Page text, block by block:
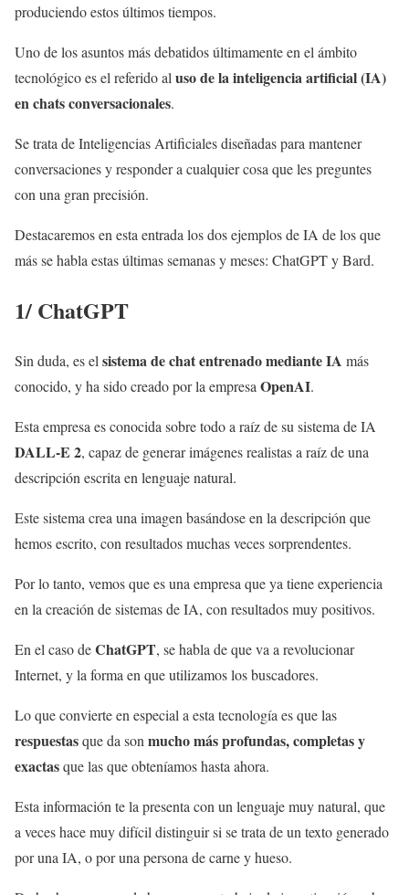
produciendo estos últimos tiempos.
Uno de los asuntos más debatidos últimamente en el ámbito
tecnológico es el referido al uso de la inteligencia artificial (IA)
en chats conversacionales.
Se trata de Inteligencias Artificiales diseñadas para mantener
conversaciones y responder a cualquier cosa que les preguntes
con una gran precisión.
Destacaremos en esta entrada los dos ejemplos de IA de los que
más se habla estas últimas semanas y meses: ChatGPT y Bard.
1/ ChatGPT
Sin duda, es el sistema de chat entrenado mediante IA más
conocido, y ha sido creado por la empresa OpenAI.
Esta empresa es conocida sobre todo a raíz de su sistema de IA
DALL-E 2, capaz de generar imágenes realistas a raíz de una
descripción escrita en lenguaje natural.
Este sistema crea una imagen basándose en la descripción que
hemos escrito, con resultados muchas veces sorprendentes.
Por lo tanto, vemos que es una empresa que ya tiene experiencia
en la creación de sistemas de IA, con resultados muy positivos.
En el caso deChatGPT, se habla de que va a revolucionar
Internet, y la forma en que utilizamos los buscadores.
Lo que convierte en especial a esta tecnología es que las
respuestasque da son mucho más profundas, completas y
exactasque las que obteníamos hasta ahora.
Esta información te la presenta con un lenguaje muy natural, que
a veces hace muy difícil distinguir si se trata de un texto generado
por una IA, o por una persona de carne y hueso.